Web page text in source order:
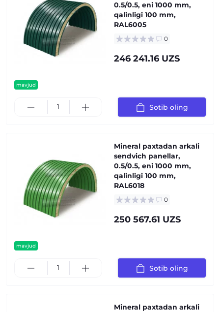
mavjud
0.5/0.5, eni 1000 mm,
qalinligi 100 mm,
RAL6005
0
246 241.16 UZS
Sotib oling
mavjud
Mineral paxtadan arkali
sendvich panellar,
0.5/0.5, eni 1000 mm,
qalinligi 100 mm,
RAL6018
0
250 567.61 UZS
Sotib oling
Mineral paxtadan arkali